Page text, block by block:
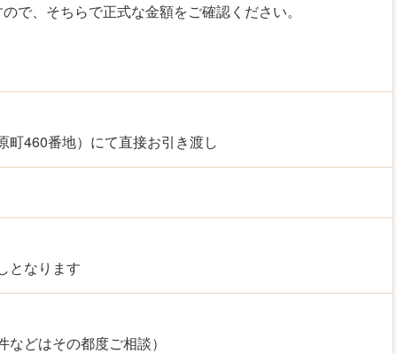
で、そちらで正式な金額をご確認ください。
町460番地）にて直接お引き渡し
となります
どはその都度ご相談）